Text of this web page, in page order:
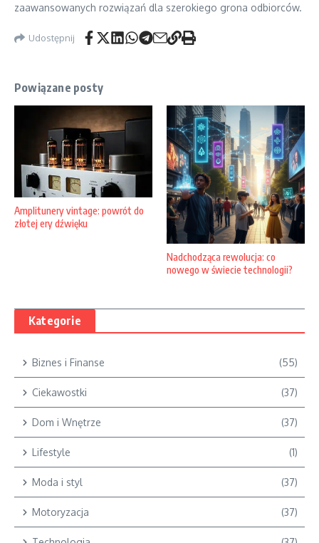
zaawansowanych rozwiązań dla szerokiego grona odbiorców.
Udostępnij
Powiązane posty
Amplitunery vintage: powrót do
złotej ery dźwięku
Nadchodząca rewolucja: co
nowego w świecie technologii?
Kategorie
Biznes i Finanse (55)
Ciekawostki (37)
Dom i Wnętrze (37)
Lifestyle (1)
Moda i styl (37)
Motoryzacja (37)